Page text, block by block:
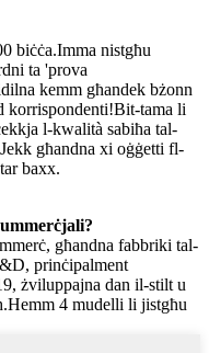
biċċa.Imma nistgħu
ta 'prova
kemm għandek bżonn
korrispondenti!Bit-tama li
l-kwalità sabiħa tal-
għandna xi oġġetti fl-
baxx.
għandna fabbriki tal-
prinċipalment
żviluppajna dan il-stilt u
4 mudelli li jistgħu